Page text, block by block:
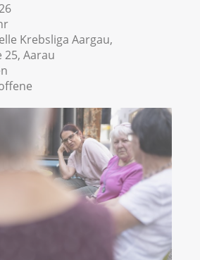
Krebsliga Aargau,
25, Aarau